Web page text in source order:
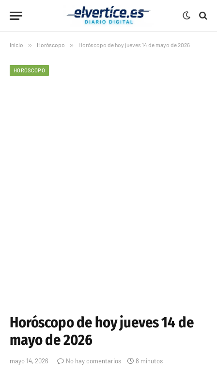
Inicio » Horóscopo » Horóscopo de hoy jueves 14 de mayo de 2026
HORÓSCOPO
Horóscopo de hoy jueves 14 de
mayo de 2026
mayo 14, 2026 No hay comentarios 8 minutos